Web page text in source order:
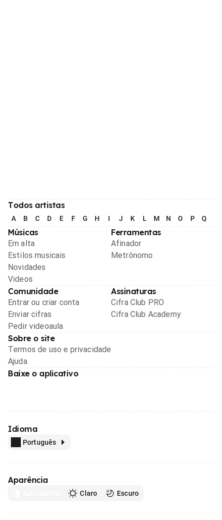
Todos artistas
A B C D E F G H I J K L M N O P Q
Músicas
Em alta
Estilos musicais
Novidades
Videos
Ferramentas
Afinador
Metrônomo
Comunidade
Entrar ou criar conta
Enviar cifras
Pedir videoaula
Assinaturas
Cifra Club PRO
Cifra Club Academy
Sobre o site
Termos de uso e privacidade
Ajuda
Baixe o aplicativo
Idioma
Português
Aparência
Claro Escuro